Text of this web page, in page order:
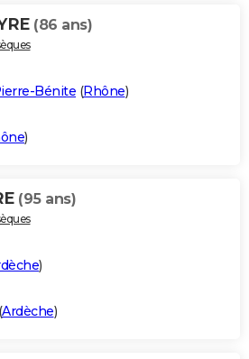
(86 ans)
Bénite (Rhône)
)
(95 ans)
)
(Ardèche)